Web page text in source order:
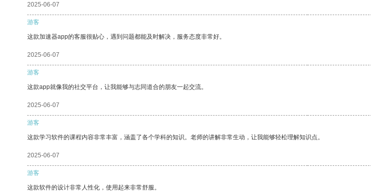
2025-06-07
游客
这款加速器app的客服很贴心，遇到问题都能及时解决，服务态度非常好。
2025-06-07
游客
这款app就像我的社交平台，让我能够与志同道合的朋友一起交流。
2025-06-07
游客
这款学习软件的课程内容非常丰富，涵盖了各个学科的知识。老师的讲解非常生动，让我能够轻松理解知识点。
2025-06-07
游客
这款软件的设计非常人性化，使用起来非常舒服。